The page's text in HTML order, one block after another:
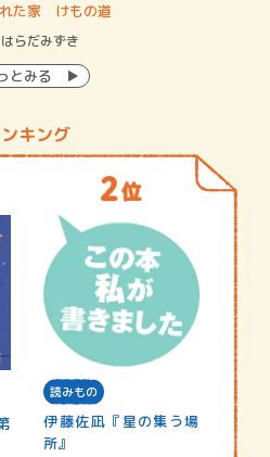
た家 けもの道
らだみずき
とみる
キング
読みもの
伊藤佐凪『星の集う場
所』